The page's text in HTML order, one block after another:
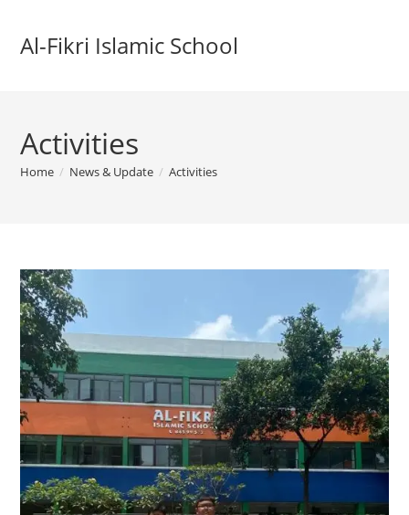
contentAl-Fikri Islamic School
Activities
Home / News & Update / Activities